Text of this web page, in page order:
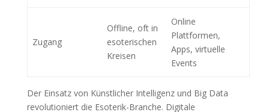
Zugang
Offline, oft in
esoterischen
Kreisen
Online
Plattformen,
Apps, virtuelle
Events
Der Einsatz von Künstlicher Intelligenz und Big Data
revolutioniert die Esoterik-Branche. Digitale